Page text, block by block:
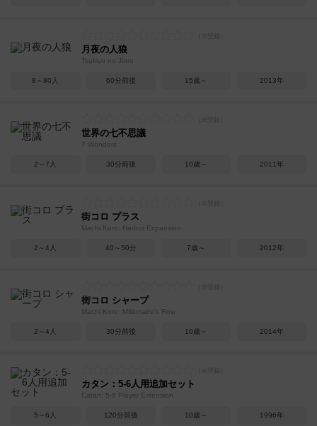
月夜の人狼
Tsukiyo no Jinro
8～80人 60分前後 15歳～ 2013年
世界の七不思議
7 Wonders
2～7人 30分前後 10歳～ 2011年
街コロ プラス
Machi Koro: Harbor Expansion
2～4人 40～50分 7歳～ 2012年
街コロ シャープ
Machi Koro: Millionaire's Row
2～4人 30分前後 10歳～ 2014年
カタン：5-6人用追加セット
Catan: 5-6 Player Extension
5～6人 120分前後 10歳～ 1996年